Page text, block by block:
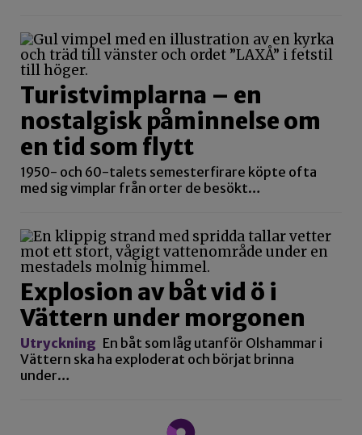
Turistvimplarna – en
nostalgisk påminnelse om
en tid som flytt
1950- och 60-talets semesterfirare köpte ofta
med sig vimplar från orter de besökt…
Explosion av båt vid ö i
Vättern under morgonen
Utryckning En båt som låg utanför Olshammar i
Vättern ska ha exploderat och börjat brinna
under…